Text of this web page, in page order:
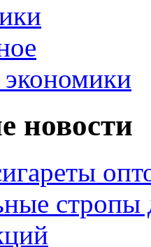
новости